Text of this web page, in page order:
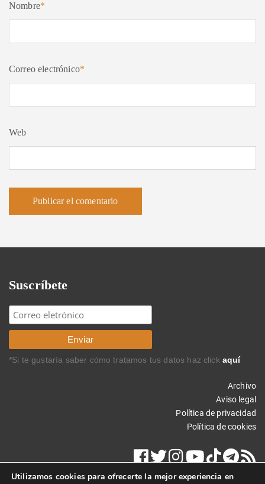
Nombre*
Correo electrónico*
Web
Suscríbete
*Si te gustaría saber cómo tratamos tus datos haz click aquí
Archivo
Aviso legal
Política de privacidad
Política de cookies
Utilizamos cookies para ofrecerte la mejor experiencia en